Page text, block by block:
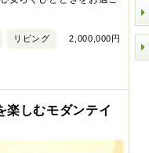
2,000,000円
リビング
楽しむモダンテイ